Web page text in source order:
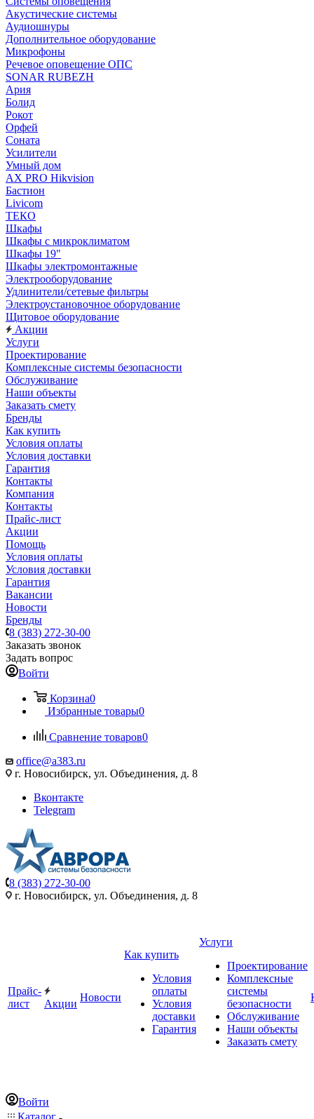
Акустические системы
Аудиошнуры
Дополнительное оборудование
Микрофоны
Речевое оповещение ОПС
SONAR RUBEZH
Ария
Болид
Рокот
Орфей
Соната
Усилители
Умный дом
AX PRO Hikvision
Бастион
Livicom
ТЕКО
Шкафы
Шкафы с микроклиматом
Шкафы 19"
Шкафы электромонтажные
Электрооборудование
Удлинители/сетевые фильтры
Электроустановочное оборудование
Щитовое оборудование
Акции
Услуги
Проектирование
Комплексные системы безопасности
Обслуживание
Наши объекты
Заказать смету
Бренды
Как купить
Условия оплаты
Условия доставки
Гарантия
Контакты
Компания
Контакты
Прайс-лист
Акции
Помощь
Условия оплаты
Условия доставки
Гарантия
Вакансии
Новости
Бренды
8 (383) 272-30-00
Заказать звонок
Задать вопрос
Войти
Корзина0
Избранные товары0
Сравнение товаров0
office@a383.ru
г. Новосибирск, ул. Объединения, д. 8
Вконтакте
Telegram
8 (383) 272-30-00
г. Новосибирск, ул. Объединения, д. 8
Прайс-
лист
Акции
Новости
Как купить
Условия
оплаты
Условия
доставки
Гарантия
Услуги
Проектирование
Комплексные
системы
безопасности
Обслуживание
Наши объекты
Заказать смету
Войти
Каталог